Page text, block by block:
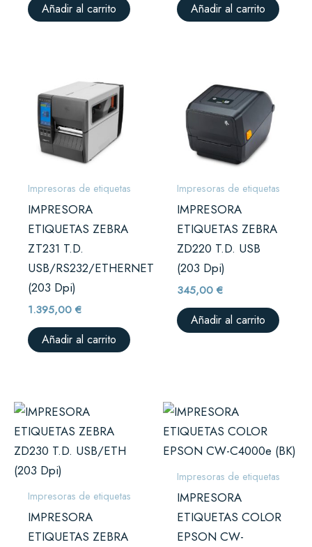
Añadir al carrito Añadir al carrito
Impresoras de etiquetas
IMPRESORA
ETIQUETAS ZEBRA
ZT231 T.D.
USB/RS232/ETHERNET
(203 Dpi)
1.395,00€
Añadir al carrito
Impresoras de etiquetas
IMPRESORA
ETIQUETAS ZEBRA
ZD220 T.D. USB
(203 Dpi)
345,00€
Añadir al carrito
Impresoras de etiquetas
IMPRESORA
ETIQUETAS ZEBRA
Impresoras de etiquetas
IMPRESORA
ETIQUETAS COLOR
EPSON CW-